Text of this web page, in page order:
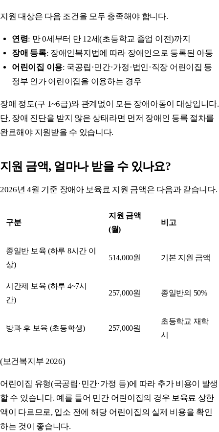
지원 대상은 다음 조건을 모두 충족해야 합니다.
연령: 만 0세부터 만 12세(초등학교 졸업 이전)까지
장애 등록: 장애인복지법에 따라 장애인으로 등록된 아동
어린이집 이용: 국공립·민간·가정·법인·직장 어린이집 등
정부 인가 어린이집을 이용하는 경우
장애 정도(구 1~6급)와 관계없이 모든 장애아동이 대상입니다.
단, 장애 진단을 받지 않은 상태라면 먼저 장애인 등록 절차를
완료해야 지원받을 수 있습니다.
지원 금액, 얼마나 받을 수 있나요?
2026년 4월 기준 장애아 보육료 지원 금액은 다음과 같습니다.
구분
지원 금액
(월)
비고
종일반 보육 (하루 8시간 이
상)
514,000원 기본 지원 금액
시간제 보육 (하루 4~7시
간)
257,000원 종일반의 50%
방과 후 보육 (초등학생) 257,000원
초등학교 재학
시
(보건복지부 2026)
어린이집 유형(국공립·민간·가정 등)에 따라 추가 비용이 발생
할 수 있습니다. 예를 들어 민간 어린이집의 경우 보육료 상한
액이 다르므로, 입소 전에 해당 어린이집의 실제 비용을 확인
하는 것이 좋습니다.